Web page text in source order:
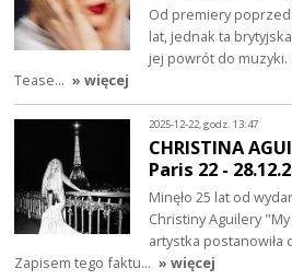
Od premiery
lat, jednak ta
jej powrót do
Tease… » więcej
2025-12-22, godz. 13:47
CHRISTINA
Paris 22 -
Minęło 25 lat od
Christiny Aguilery
artystka postanowiła
Zapisem tego faktu… » więcej